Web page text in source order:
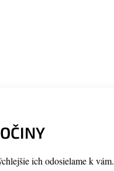
ich odosielame k